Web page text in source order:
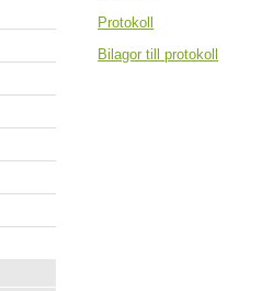
Protokoll
Bilagor till protokoll